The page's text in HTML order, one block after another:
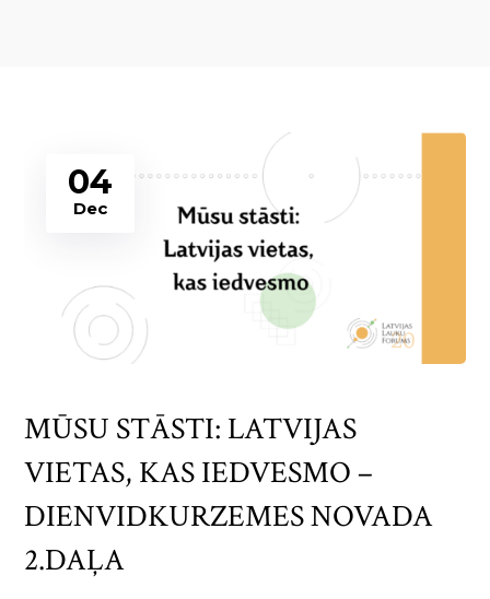
04
Dec
MŪSU STĀSTI: LATVIJAS
VIETAS, KAS IEDVESMO –
DIENVIDKURZEMES NOVADA
2.DAĻA